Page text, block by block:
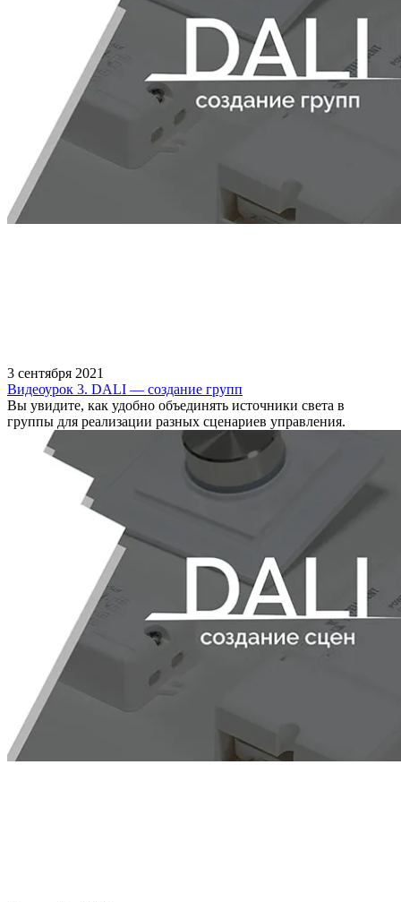
3 сентября 2021
Видеоурок 3. DALI — создание групп
Вы увидите, как удобно объединять источники света в
группы для реализации разных сценариев управления.